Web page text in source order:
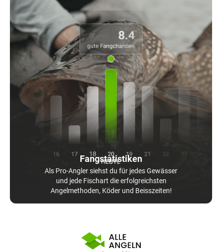
Fangstatistiken
Als Pro-Angler siehst du für jedes Gewässer
und jede Fischart die erfolgreichsten
Angelmethoden, Köder und Beisszeiten!